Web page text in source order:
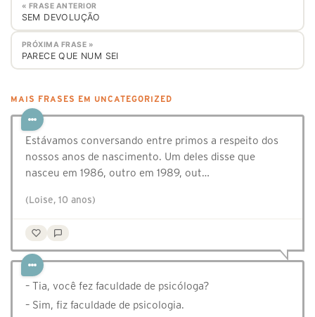
« FRASE ANTERIOR
SEM DEVOLUÇÃO
PRÓXIMA FRASE »
PARECE QUE NUM SEI
MAIS FRASES EM UNCATEGORIZED
Estávamos conversando entre primos a respeito dos
nossos anos de nascimento. Um deles disse que
nasceu em 1986, outro em 1989, out…
(Loise, 10 anos)
– Tia, você fez faculdade de psicóloga?
– Sim, fiz faculdade de psicologia.